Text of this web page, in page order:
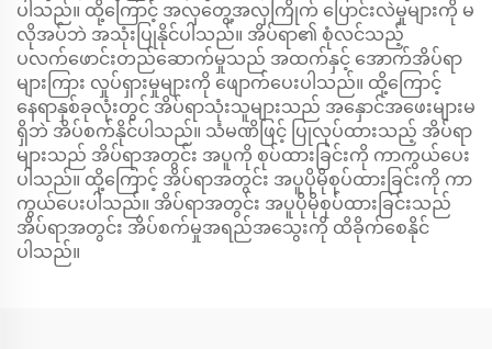
ပါသည်။ ထို့ကြောင့် အလှတွေ့အလှကြိုက် ပြောင်းလဲမှုများကို မ
လိုအပ်ဘဲ အသုံးပြုနိုင်ပါသည်။ အိပ်ရာ၏ စုံလင်သည့်
ပလက်ဖောင်းတည်ဆောက်မှုသည် အထက်နှင့် အောက်အိပ်ရာ
များကြား လှုပ်ရှားမှုများကို ဖျောက်ပေးပါသည်။ ထို့ကြောင့်
နေရာနှစ်ခုလုံးတွင် အိပ်ရာသုံးသူများသည် အနှောင်အဖေးများမ
ရှိဘဲ အိပ်စက်နိုင်ပါသည်။ သံမဏိဖြင့် ပြုလုပ်ထားသည့် အိပ်ရာ
များသည် အိပ်ရာအတွင်း အပူကို စုပ်ထားခြင်းကို ကာကွယ်ပေး
ပါသည်။ ထို့ကြောင့် အိပ်ရာအတွင်း အပူပိုမိုစုပ်ထားခြင်းကို ကာ
ကွယ်ပေးပါသည်။ အိပ်ရာအတွင်း အပူပိုမိုစုပ်ထားခြင်းသည်
အိပ်ရာအတွင်း အိပ်စက်မှုအရည်အသွေးကို ထိခိုက်စေနိုင်
ပါသည်။